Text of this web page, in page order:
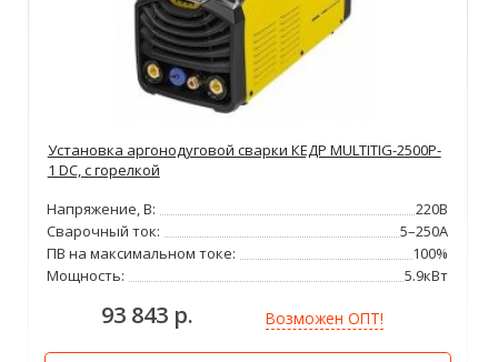
Установка аргонодуговой сварки КЕДР MULTITIG-2500P-
1 DC, с горелкой
Напряжение, В:
220В
Сварочный ток:
5–250А
ПВ на максимальном токе:
100%
Мощность:
5.9кВт
93 843 р. Возможен ОПТ!